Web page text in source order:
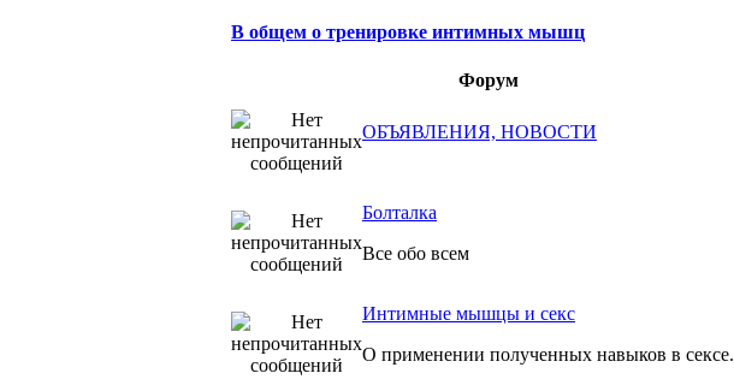
В общем о тренировке интимных мышц
Форум
ОБЪЯВЛЕНИЯ, НОВОСТИ
Болталка
Все обо всем
Интимные мышцы и секс
О применении полученных навыков в сексе.